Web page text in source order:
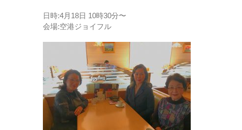
日時:4月18日 10時30分〜
会場:空港ジョイフル